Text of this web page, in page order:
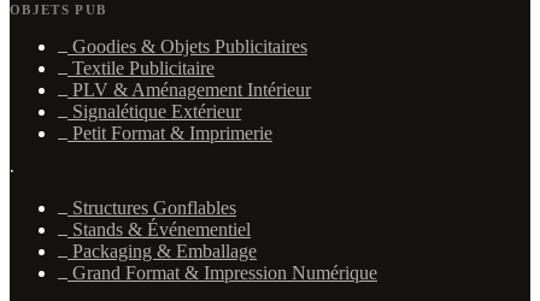
OBJETS PUB
Goodies & Objets Publicitaires
Textile Publicitaire
PLV & Aménagement Intérieur
Signalétique Extérieur
Petit Format & Imprimerie
·
Structures Gonflables
Stands & Événementiel
Packaging & Emballage
Grand Format & Impression Numérique